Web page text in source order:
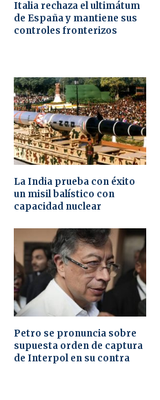
Italia rechaza el ultimátum
de España y mantiene sus
controles fronterizos
La India prueba con éxito
un misil balístico con
capacidad nuclear
Petro se pronuncia sobre
supuesta orden de captura
de Interpol en su contra